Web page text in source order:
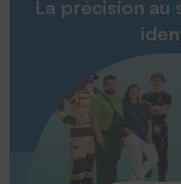
La précision au